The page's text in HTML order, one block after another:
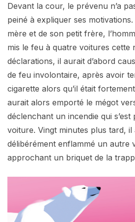
Devant la cour, le prévenu n’a
peiné à expliquer ses
mère et de son petit frère,
mis le feu à quatre voitures cette
déclarations, il aurait d’abord
de feu involontaire, après avoir
cigarette alors qu’il était
aurait alors emporté le mégot
déclenchant un incendie qui s’est
voiture. Vingt minutes plus tard, il
délibérément enflammé un autre
approchant un briquet de la